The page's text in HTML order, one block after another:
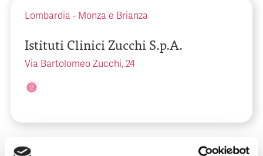
Lombardia - Monza e Brianza
Istituti Clinici Zucchi S.p.A.
Via Bartolomeo Zucchi, 24